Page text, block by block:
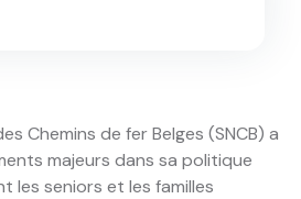
Chemins de fer Belges (SNCB) a
majeurs dans sa politique
les seniors et les familles